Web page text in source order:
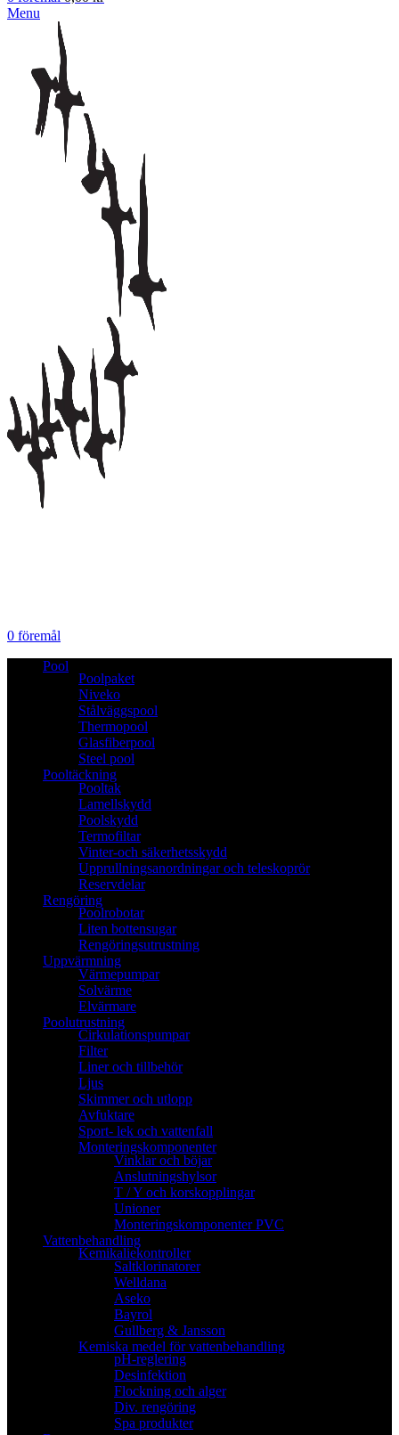
Menu
0 föremål
Pool
Poolpaket
Niveko
Stålväggspool
Thermopool
Glasfiberpool
Steel pool
Pooltäckning
Pooltak
Lamellskydd
Poolskydd
Termofiltar
Vinter-och säkerhetsskydd
Upprullningsanordningar och teleskoprör
Reservdelar
Rengöring
Poolrobotar
Liten bottensugar
Rengöringsutrustning
Uppvärmning
Värmepumpar
Solvärme
Elvärmare
Poolutrustning
Cirkulationspumpar
Filter
Liner och tillbehör
Ljus
Skimmer och utlopp
Avfuktare
Sport- lek och vattenfall
Monteringskomponenter
Vinklar och böjar
Anslutningshylsor
T / Y och korskopplingar
Unioner
Monteringskomponenter PVC
Vattenbehandling
Kemikaliekontroller
Saltklorinatorer
Welldana
Aseko
Bayrol
Gullberg & Jansson
Kemiska medel för vattenbehandling
pH-reglering
Desinfektion
Flockning och alger
Div. rengöring
Spa produkter